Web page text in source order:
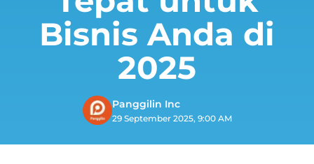
Bisnis Anda di
2025
Panggilin Inc
29 September 2025, 9:00 AM